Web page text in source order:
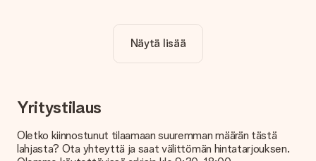
Sisältyykö yksilöinti hintaan?
Sivustolla näkyvä hinta sisältää lahjasi yksilöinnin. Hauskaa ja
Haluamme varmistaa, että olet täysin tyytyväinen lahjaasi.
Siksi on tärkeää käyttää korkealaatuisia valokuvia. Jos olet
asiakaspalvelutiimiimme ja liitä valokuva tilaamasi lahjan
mukana. He voivat sitten tarkistaa laadun puolestasi!
Näytä lisää
Yritystilaus
Oletko kiinnostunut tilaamaan suuremman määrän tästä
lahjasta? Ota yhteyttä ja saat välittömän hintatarjouksen.